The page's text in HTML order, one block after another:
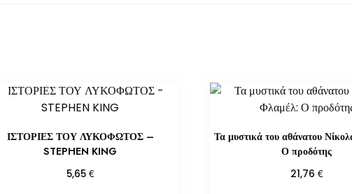
ΙΣΤΟΡΙΕΣ ΤΟΥ ΛΥΚΟΦΩΤΟΣ –
STEPHEN KING
5,65 €
Τα μυστικά του αθάνατου
Ο προδότης
21,76 €